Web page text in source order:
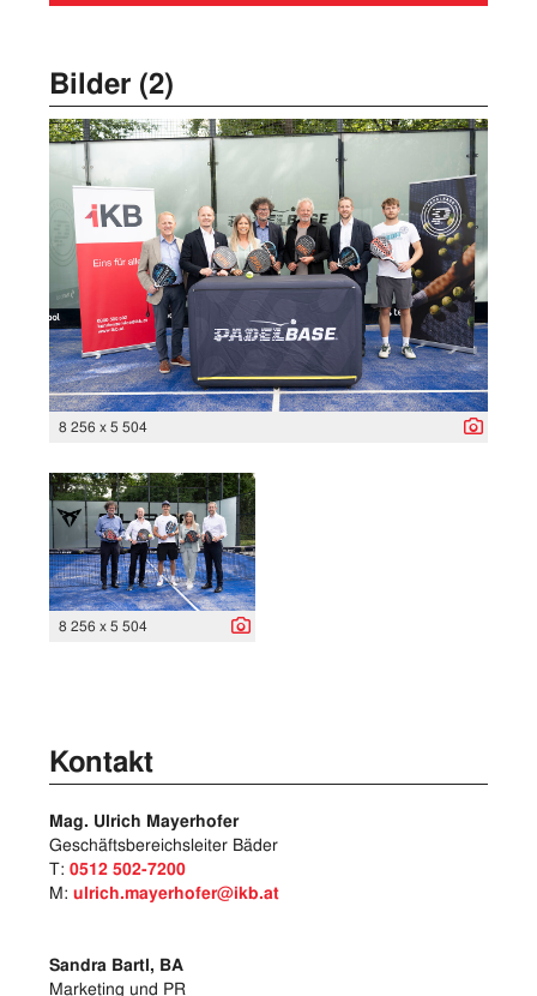
Bilder (2)
8 256 x 5 504
8 256 x 5 504
Kontakt
Mag. Ulrich Mayerhofer
Geschäftsbereichsleiter Bäder
T: 0512 502-7200
M: ulrich.mayerhofer@ikb.at
Sandra Bartl, BA
Marketing und PR